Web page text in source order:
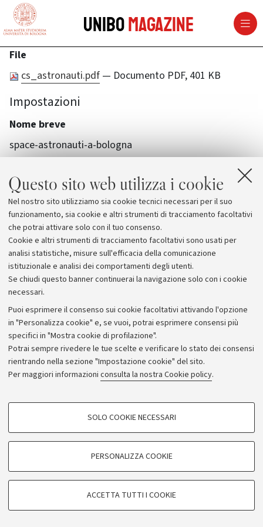
Questo sito web utilizza i cookie
Nel nostro sito utilizziamo sia cookie tecnici necessari per il suo
funzionamento, sia cookie e altri strumenti di tracciamento facoltativi
che potrai attivare solo con il tuo consenso.
Cookie e altri strumenti di tracciamento facoltativi sono usati per
analisi statistiche, misure sull'efficacia della comunicazione
istituzionale e analisi dei comportamenti degli utenti.
Se chiudi questo banner continuerai la navigazione solo con i cookie
necessari.
Puoi esprimere il consenso sui cookie facoltativi attivando l'opzione
in "Personalizza cookie" e, se vuoi, potrai esprimere consensi più
specifici in "Mostra cookie di profilazione".
Potrai sempre rivedere le tue scelte e verificare lo stato dei consensi
rientrando nella sezione "Impostazione cookie" del sito.
Per maggiori informazioni consulta la nostra Cookie policy.
COOKIE DI PROFILAZIONE - FACOLTATIVI
COOKIE TECNICI - NECESSARI
Si tratta di cookie tecnici utilizzati, a titolo esemplificativo, per il corretto
SOLO COOKIE NECESSARI
PERSONALIZZA COOKIE
ACCETTA TUTTI I COOKIE
vai al contenuto della pagina
UniboMagazine
File
cs_astronauti.pdf — Documento PDF, 401 KB
Impostazioni
Nome breve
space-astronauti-a-bologna
Archivio
Comunicati stampa
Redazione
Rassegna stampa
© Copyright 2026 - ALMA MATER STUDIORUM - Università di
Bologna - Via Zamboni, 33 - 40126 Bologna - PI: 01131710376 -
CF: 80007010376
Privacy
Note legali Impostazioni Cookie